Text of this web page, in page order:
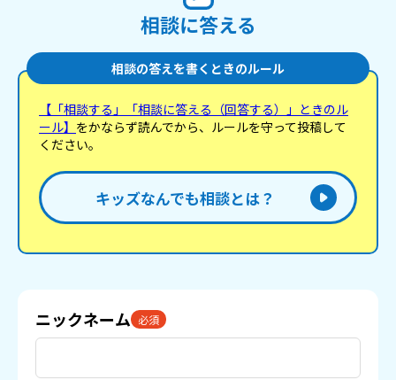
相談に答える
相談の答えを書くときのルール
【「相談する」「相談に答える（回答する）」ときのル
ール】 をかならず読んでから、ルールを守って投稿して
ください。
キッズなんでも相談とは？
ニックネーム 必須